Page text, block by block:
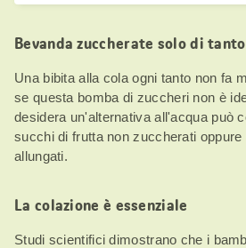
Bevanda zuccherate solo di
Una bibita alla cola ogni tanto non fa
se questa bomba di zuccheri non è
desidera un'alternativa all'acqua può
succhi di frutta non zuccherati
allungati.
La colazione è essenziale
Studi scientifici dimostrano che i